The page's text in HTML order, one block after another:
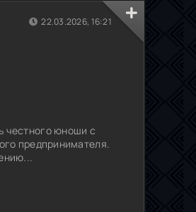
честного юноши с
предпринимателя.
22.03.2026, 16:21